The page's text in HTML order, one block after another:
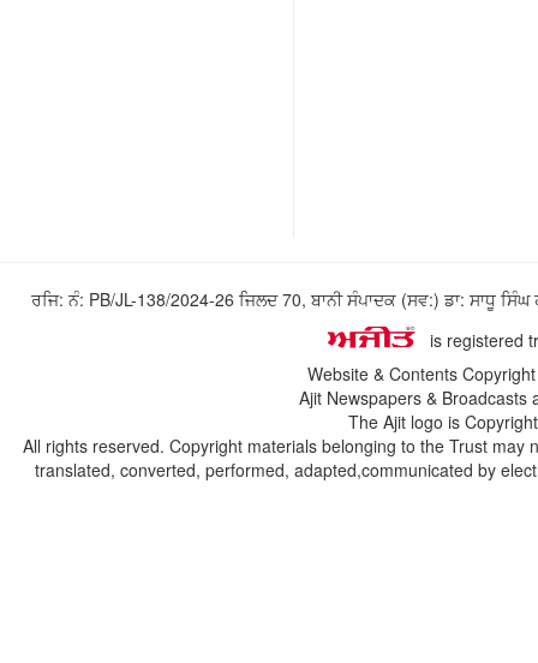
ਰਜਿ: ਨੰ: PB/JL-138/2024-26 ਜਿਲਦ 70, ਬਾਨੀ ਸੰਪਾਦਕ (ਸਵ:) ਡਾ: ਸਾਧੂ
is registered
Website & Contents
Ajit Newspapers &
The Ajit logo is
All rights reserved. Copyright materials belonging to the Trust
translated, converted, performed, adapted,communicated by